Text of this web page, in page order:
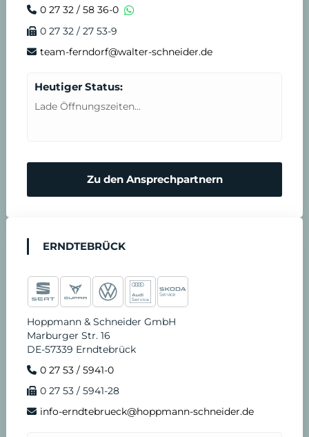
0 27 32 / 58 36-0
0 27 32 / 27 53-9
team-ferndorf@walter-schneider.de
Heutiger Status:
Lade Öffnungszeiten...
Zu den Ansprechpartnern
ERNDTEBRÜCK
Hoppmann & Schneider GmbH
Marburger Str. 16
DE-57339 Erndtebrück
0 27 53 / 5941-0
0 27 53 / 5941-28
info-erndtebrueck@hoppmann-schneider.de